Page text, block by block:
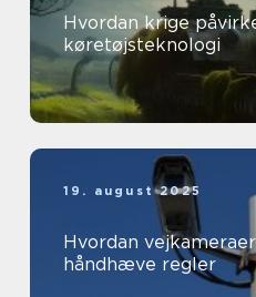
Hvordan krige
køretøjsteknologi
19. august 2025
Hvordan
håndhæve regler